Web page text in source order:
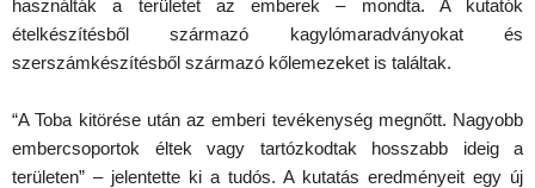
használták a területet az emberek – mondta. A kutatók
ételkészítésből származó kagylómaradványokat és
szerszámkészítésből származó kőlemezeket is találtak.
“A Toba kitörése után az emberi tevékenység megnőtt. Nagyobb
embercsoportok éltek vagy tartózkodtak hosszabb ideig a
területen” – jelentette ki a tudós. A kutatás eredményeit egy új